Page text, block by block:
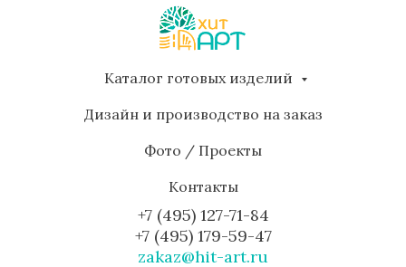
Каталог готовых изделий
Дизайн и производство на заказ
Фото / Проекты
Контакты
+7 (495) 127-71-84
+7 (495) 179-59-47
zakaz@hit-art.ru